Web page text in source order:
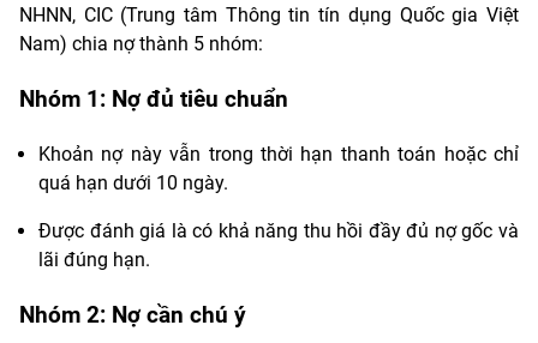
NHNN, CIC (Trung tâm Thông tin tín dụng Quốc gia Việt
Nam) chia nợ thành 5 nhóm:
Nhóm 1: Nợ đủ tiêu chuẩn
Khoản nợ này vẫn trong thời hạn thanh toán hoặc chỉ
quá hạn dưới 10 ngày.
Được đánh giá là có khả năng thu hồi đầy đủ nợ gốc và
lãi đúng hạn.
Nhóm 2: Nợ cần chú ý